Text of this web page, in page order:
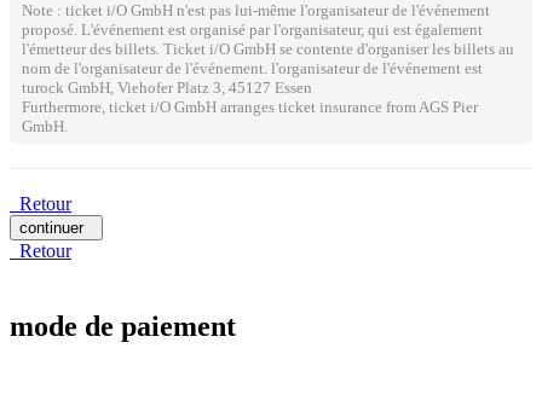
Note : ticket i/O GmbH n'est pas lui-même l'organisateur de l'événement
proposé. L'événement est organisé par l'organisateur, qui est également
l'émetteur des billets. Ticket i/O GmbH se contente d'organiser les billets au
nom de l'organisateur de l'événement. l'organisateur de l'événement est
turock GmbH, Viehofer Platz 3, 45127 Essen
Furthermore, ticket i/O GmbH arranges ticket insurance from AGS Pier
GmbH.
Retour
continuer
Retour
mode de paiement